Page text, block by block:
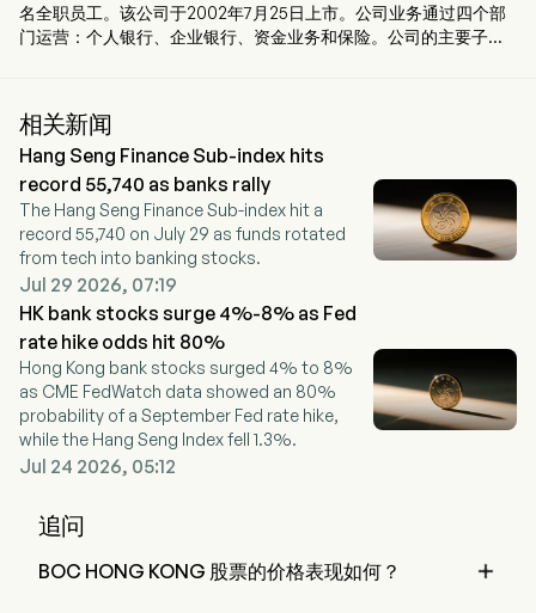
名全职员工。该公司于2002年7月25日上市。公司业务通过四个部
门运营：个人银行、企业银行、资金业务和保险。公司的主要子公
货有限公司。
相关新闻
Hang Seng Finance Sub-index hits
record 55,740 as banks rally
The Hang Seng Finance Sub-index hit a
record 55,740 on July 29 as funds rotated
from tech into banking stocks.
Jul 29 2026, 07:19
HK bank stocks surge 4%-8% as Fed
rate hike odds hit 80%
Hong Kong bank stocks surged 4% to 8%
as CME FedWatch data showed an 80%
probability of a September Fed rate hike,
while the Hang Seng Index fell 1.3%.
Jul 24 2026, 05:12
追问
BOC HONG KONG 股票的价格表现如何？ 